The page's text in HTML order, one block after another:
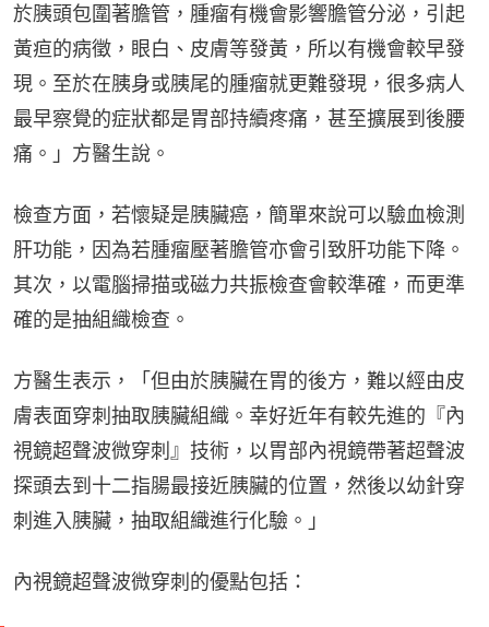
於胰頭包圍著膽管，腫瘤有機會影響膽管分泌，引起
黃疸的病徵，眼白、皮膚等發黃，所以有機會較早發
現。至於在胰身或胰尾的腫瘤就更難發現，很多病人
最早察覺的症狀都是胃部持續疼痛，甚至擴展到後腰
痛。」方醫生說。
檢查方面，若懷疑是胰臟癌，簡單來說可以驗血檢測
肝功能，因為若腫瘤壓著膽管亦會引致肝功能下降。
其次，以電腦掃描或磁力共振檢查會較準確，而更準
確的是抽組織檢查。
方醫生表示，「但由於胰臟在胃的後方，難以經由皮
膚表面穿刺抽取胰臟組織。幸好近年有較先進的『內
視鏡超聲波微穿刺』技術，以胃部內視鏡帶著超聲波
探頭去到十二指腸最接近胰臟的位置，然後以幼針穿
刺進入胰臟，抽取組織進行化驗。」
內視鏡超聲波微穿刺的優點包括：